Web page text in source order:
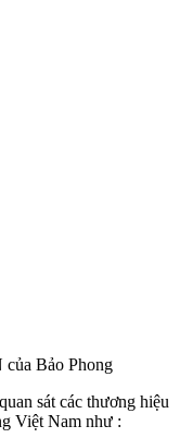
Bảo Phong
sát các thương hiệu
Việt Nam như :